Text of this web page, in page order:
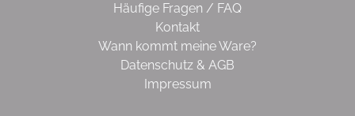
Häufige Fragen / FAQ
Kontakt
Wann kommt meine Ware?
Datenschutz & AGB
Impressum